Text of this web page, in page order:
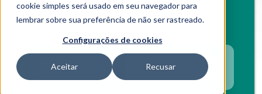
cookie simples será usado em seu navegador para
lembrar sobre sua preferência de não ser rastreado.
Configurações de cookies
Aceitar Recusar
Investimento mensal
Selecione o polo